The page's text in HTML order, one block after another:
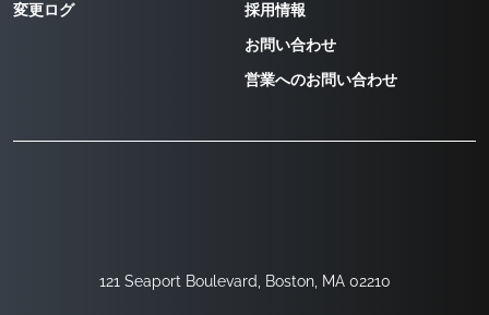
121 Seaport Boulevard, Boston, MA 02210
変更ログ
採用情報
お問い合わせ
営業へのお問い合わせ